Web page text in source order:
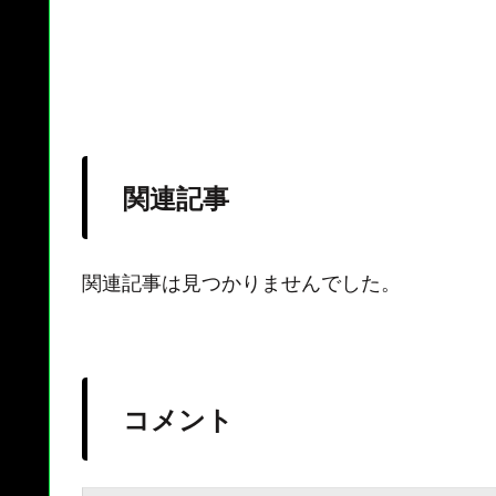
関連記事
関連記事は見つかりませんでした。
コメント